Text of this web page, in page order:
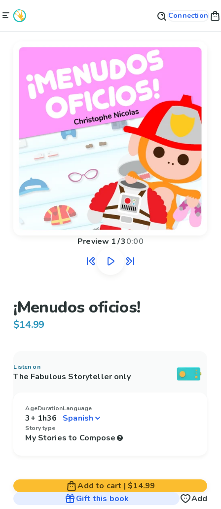
Connection
Preview 1/30:00
¡Menudos oficios!
$14.99
Listen on
The Fabulous Storyteller only
Age
3+
Duration
1h36
Language
Story type
My Stories to Compose
Add to cart |$14.99
Gift this book
Add